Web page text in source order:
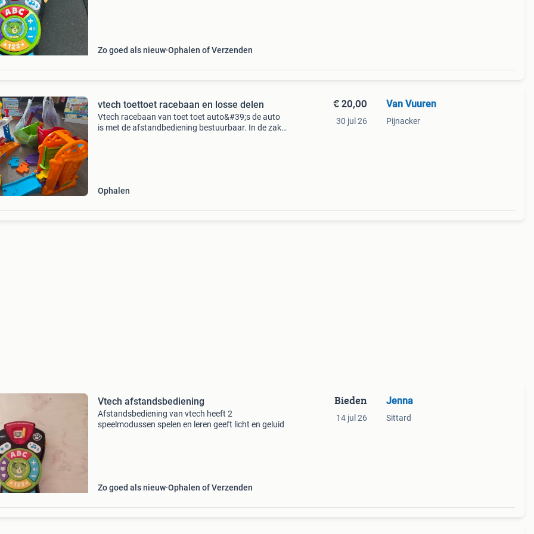
Zo goed als nieuw Ophalen of Verzenden
vtech toettoet racebaan en losse delen
Vtech racebaan van toet toet auto&#39;s de auto
is met de afstandbediening bestuurbaar. In de zak
Ophalen
€ 20,00
30 jul 26
Van Vuuren
Pijnacker
Vtech afstandsbediening
Afstandsbediening van vtech heeft 2
speelmodussen spelen en leren geeft licht en geluid
Zo goed als nieuw Ophalen of Verzenden
Bieden
14 jul 26
Jenna
Sittard